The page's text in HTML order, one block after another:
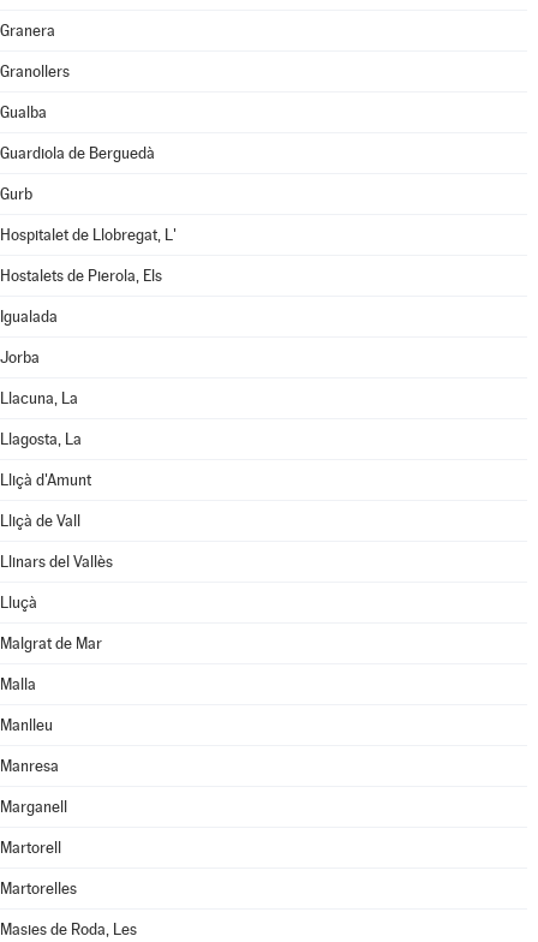
Granera
Granollers
Gualba
Guardiola de Berguedà
Gurb
Hospitalet de Llobregat, L'
Hostalets de Pierola, Els
Igualada
Jorba
Llacuna, La
Llagosta, La
Lliçà d'Amunt
Lliçà de Vall
Llinars del Vallès
Lluçà
Malgrat de Mar
Malla
Manlleu
Manresa
Marganell
Martorell
Martorelles
Masies de Roda, Les